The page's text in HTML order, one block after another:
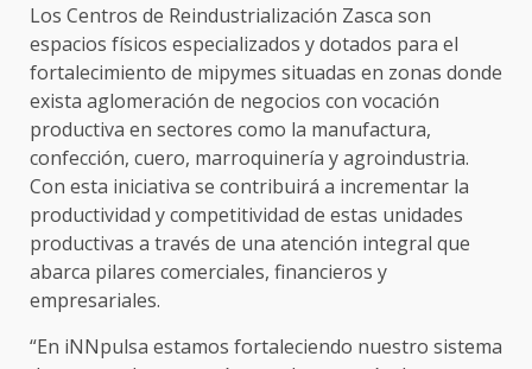
Los Centros de Reindustrialización Zasca son
espacios físicos especializados y dotados para el
fortalecimiento de mipymes situadas en zonas donde
exista aglomeración de negocios con vocación
productiva en sectores como la manufactura,
confección, cuero, marroquinería y agroindustria.
Con esta iniciativa se contribuirá a incrementar la
productividad y competitividad de estas unidades
productivas a través de una atención integral que
abarca pilares comerciales, financieros y
empresariales.
“En iNNpulsa estamos fortaleciendo nuestro sistema